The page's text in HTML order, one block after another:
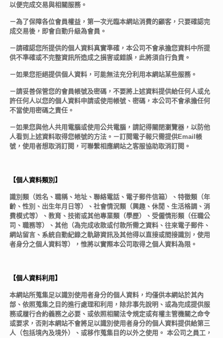
以便完成交易與相關服務。
－為了保障各位會員權益，第一次光臨本網站消費的顧客，只要確認完
成交易後，即會自動升級為會員。
－請確認您所提供的個人資料真實準確，本公司不會承擔您資料中所提
供不準確或不完整資訊所造成之損害或錯誤，此將須自行負責。
－如果您拒絕提供個人資料，可能無法充分利用本網站某些服務。
－請妥善保管您的會員帳號及密碼，不要將上述資料提供給任何人或允
許任何人以您的個人資料申請或使用帳號、密碼，本公司不會承擔任何
不當使用密碼之責任。
－如果您與他人共用電腦或使用公共電腦，請記得關閉瀏覽器，以防他
人看到上述資料取得您帳號的方法。－訂閱電子報只需提供Email帳
號，使用者想取消訂閱，可聯繫相應網站之客服協助取消訂閱。
【個人資料類別】
識別類（姓名、職稱、地址、聯絡電話、電子郵件信箱）、特徵類（年
齡、性別、出生年月日等）、社會情況類（興趣、休閒、生活格調、消
費模式等）、教育、技術或其他專業類（學歷）、受僱情形類（任職公
司、職務等）、其他（為完成收款或付款所需之資料、往來電子郵件、
網站留言、系統自動紀錄之軌跡資訊及其他得以直接或間接識別，使用
者身分之個人資料等），惟將以實際本公司取得之個人資料為限。
【個人資料利用】
本網站所蒐集足以識別使用者身分的個人資料，均僅供本網站於其內
部、依照蒐集之目的進行處理和利用，除非事先說明、或為完成提供服
務或履行合約義務之必要、或依照相關法令規定或有權主管機關之命令
或要求，否則本網站不會將足以識別使用者身分的個人資料提供給第三
人（包括境內及境外）、或移作蒐集目的以外之使用。 本公司之員工，